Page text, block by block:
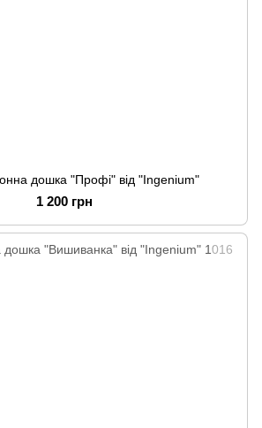
дошка "Профі" від "Ingenium"
1 200 грн